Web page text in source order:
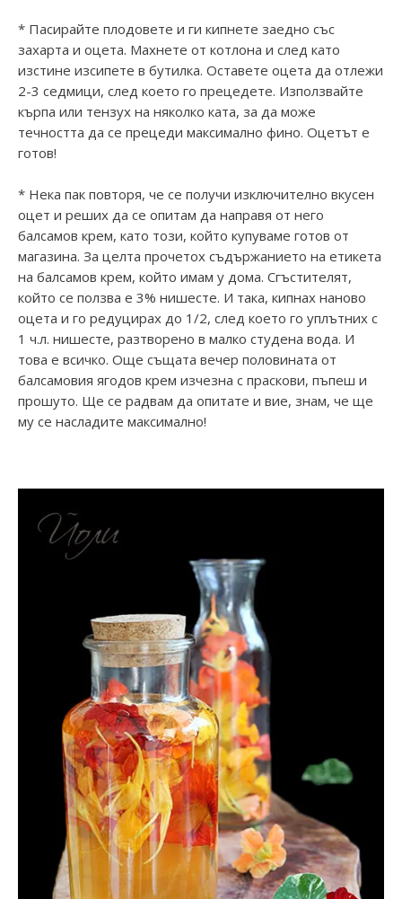
* Пасирайте плодовете и ги кипнете заедно със
захарта и оцета. Махнете от котлона и след като
изстине изсипете в бутилка. Оставете оцета да отлежи
2-3 седмици, след което го прецедете. Използвайте
кърпа или тензух на няколко ката, за да може
течността да се прецеди максимално фино. Оцетът е
готов!
* Нека пак повторя, че се получи изключително вкусен
оцет и реших да се опитам да направя от него
балсамов крем, като този, който купуваме готов от
магазина. За целта прочетох съдържанието на етикета
на балсамов крем, който имам у дома. Сгъстителят,
който се ползва е 3% нишесте. И така, кипнах наново
оцета и го редуцирах до 1/2, след което го уплътних с
1 ч.л. нишесте, разтворено в малко студена вода. И
това е всичко. Още същата вечер половината от
балсамовия ягодов крем изчезна с праскови, пъпеш и
прошуто. Ще се радвам да опитате и вие, знам, че ще
му се насладите максимално!